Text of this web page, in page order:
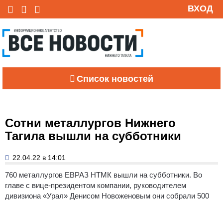
ВХОД
Список новостей
Сотни металлургов Нижнего
Тагила вышли на субботники
22.04.22 в 14:01
760 металлургов ЕВРАЗ НТМК вышли на субботники. Во
главе с вице-президентом компании, руководителем
дивизиона «Урал» Денисом Новоженовым они собрали 500